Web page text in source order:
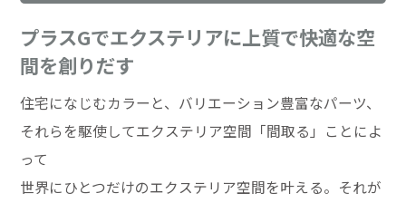
プラスGでエクステリアに上質で快適な空
間を創りだす
住宅になじむカラーと、バリエーション豊富なパーツ、
それらを駆使してエクステリア空間「間取る」ことによ
って
世界にひとつだけのエクステリア空間を叶える。それが